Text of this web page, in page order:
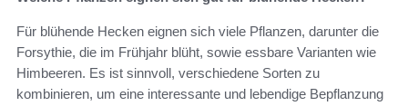
Für blühende Hecken eignen sich viele Pflanzen, darunter die
Forsythie, die im Frühjahr blüht, sowie essbare Varianten wie
Himbeeren. Es ist sinnvoll, verschiedene Sorten zu
kombinieren, um eine interessante und lebendige Bepflanzung